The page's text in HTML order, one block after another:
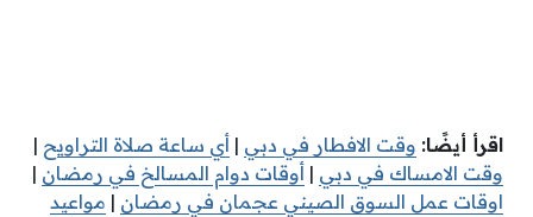
اقرأ أيضًا: وقت الافطار في دبي | أي ساعة صلاة التراويح |
وقت الامساك في دبي | أوقات دوام المسالخ في رمضان |
اوقات عمل السوق الصيني عجمان في رمضان | مواعيد